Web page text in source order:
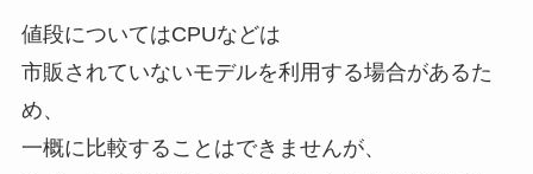
値段についてはCPUなどは
市販されていないモデルを利用する場合があるた
め、
一概に比較することはできませんが、